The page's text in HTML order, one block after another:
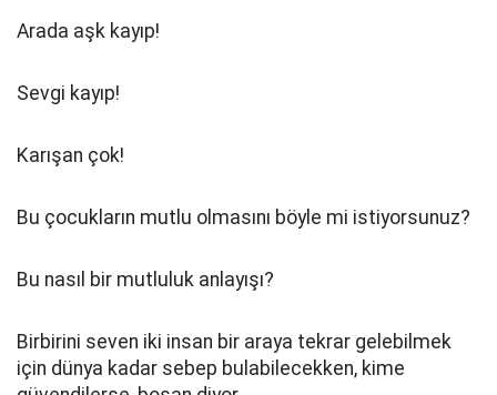
Arada aşk kayıp!
Sevgi kayıp!
Karışan çok!
Bu çocukların mutlu olmasını böyle mi istiyorsunuz?
Bu nasıl bir mutluluk anlayışı?
Birbirini seven iki insan bir araya tekrar gelebilmek
için dünya kadar sebep bulabilecekken, kime